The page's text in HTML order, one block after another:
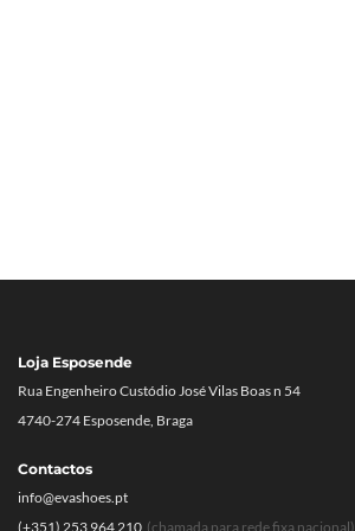
Loja Esposende
Rua Engenheiro Custódio José Vilas Boas n 54
4740-274 Esposende, Braga
Contactos
info@evashoes.pt
(+351) 253 964 210 (chamada para rede fixa nacional)